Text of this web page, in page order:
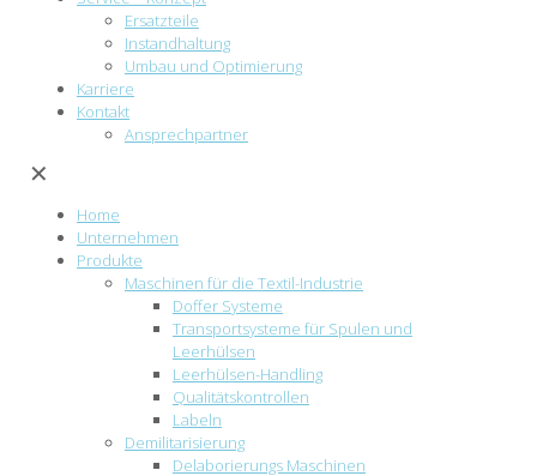
Ersatzteile
Instandhaltung
Umbau und Optimierung
Karriere
Kontakt
Ansprechpartner
✕
Home
Unternehmen
Produkte
Maschinen für die Textil-Industrie
Doffer Systeme
Transportsysteme für Spulen und
Leerhülsen
Leerhülsen-Handling
Qualitätskontrollen
Labeln
Demilitarisierung
Delaborierungs Maschinen